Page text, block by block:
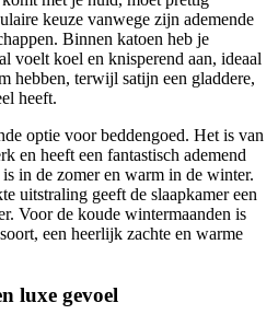
keuze vanwege zijn ademende
Binnen katoen heb je
voelt koel en knisperend aan, ideaal
hebben, terwijl satijn een gladdere,
heeft.
optie voor beddengoed. Het is van
en heeft een fantastisch ademend
in de zomer en warm in de winter.
uitstraling geeft de slaapkamer een
Voor de koude wintermaanden is
een heerlijk zachte en warme
luxe gevoel